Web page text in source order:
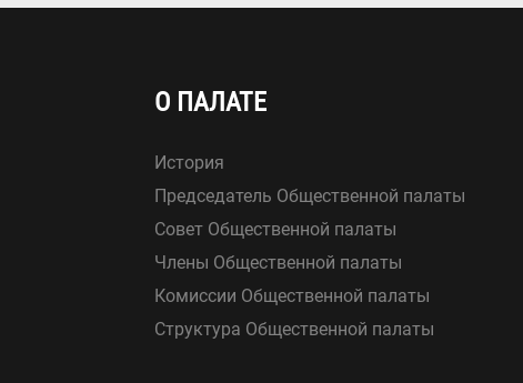
О ПАЛАТЕ
История
Председатель Общественной палаты
Совет Общественной палаты
Члены Общественной палаты
Комиссии Общественной палаты
Структура Общественной палаты